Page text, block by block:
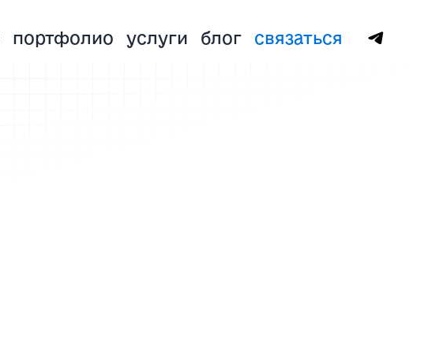
портфолио услуги блог связаться